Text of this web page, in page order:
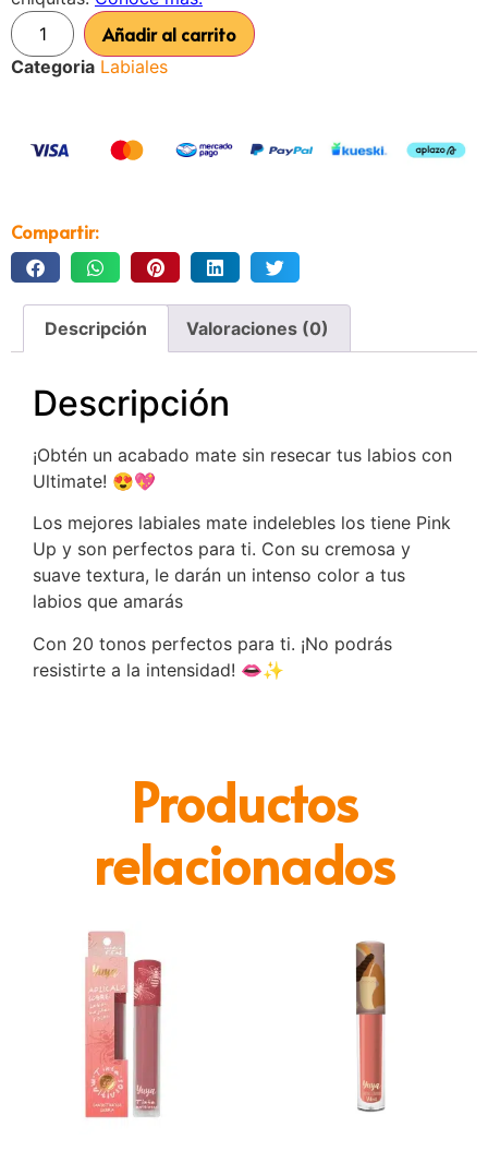
Añadir al carrito
Categoria Labiales
Compartir:
Descripción Valoraciones (0)
Descripción
¡Obtén un acabado mate sin resecar tus labios con
Ultimate! 😍💖
Los mejores labiales mate indelebles los tiene Pink
Up y son perfectos para ti. Con su cremosa y
suave textura, le darán un intenso color a tus
labios que amarás
Con 20 tonos perfectos para ti. ¡No podrás
resistirte a la intensidad! 👄✨
Productos
relacionados